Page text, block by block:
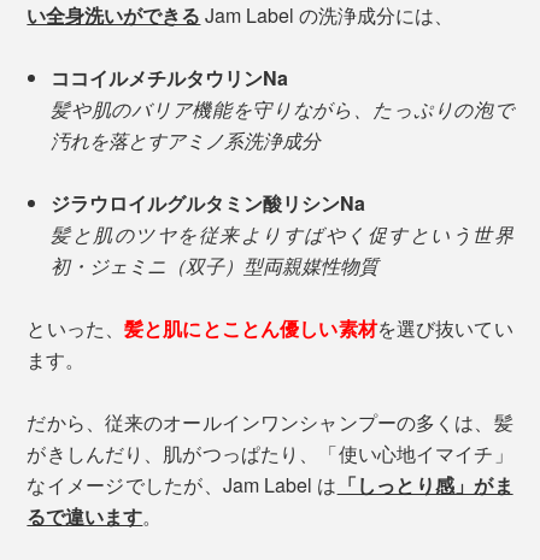
い全身洗いができる Jam Label の洗浄成分には、
ココイルメチルタウリンNa
髪や肌のバリア機能を守りながら、たっぷりの泡で
汚れを落とすアミノ系洗浄成分
ジラウロイルグルタミン酸リシンNa
髪と肌のツヤを従来よりすばやく促すという世界
初・ジェミニ（双子）型両親媒性物質
といった、髪と肌にとことん優しい素材を選び抜いてい
ます。
だから、従来のオールインワンシャンプーの多くは、髪
がきしんだり、肌がつっぱたり、「使い心地イマイチ」
なイメージでしたが、Jam Label は 「しっとり感」がま
るで違います。